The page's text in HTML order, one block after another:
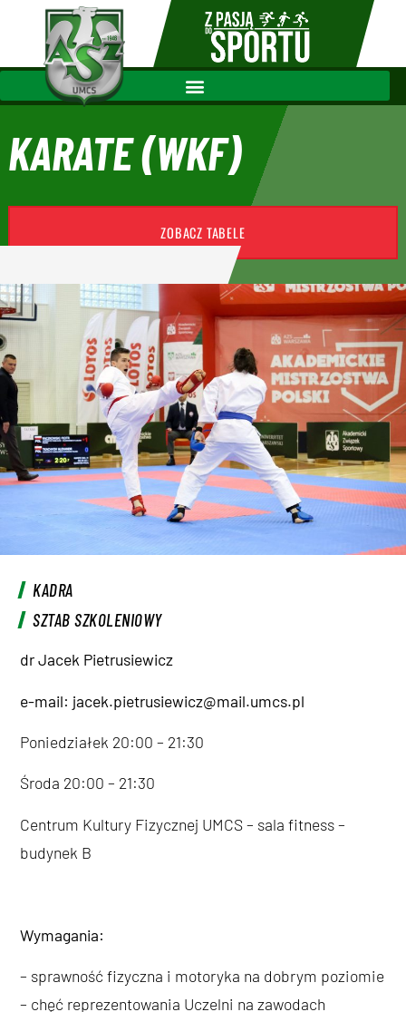
KARATE (WKF)
ZOBACZ TABELE
KADRA
SZTAB SZKOLENIOWY
dr Jacek Pietrusiewicz
e-mail: jacek.pietrusiewicz@mail.umcs.pl
Poniedziałek 20:00 – 21:30
Środa 20:00 – 21:30
Centrum Kultury Fizycznej UMCS – sala fitness –
budynek B
Wymagania:
– sprawność fizyczna i motoryka na dobrym poziomie
– chęć reprezentowania Uczelni na zawodach